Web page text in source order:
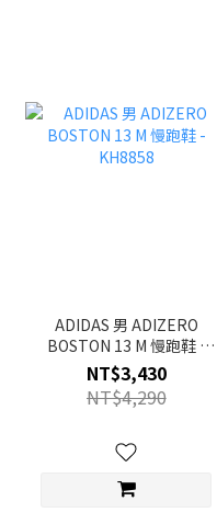
ADIDAS 男 ADIZERO
BOSTON 13 M 慢跑鞋 -
KH8858
NT$3,430
NT$4,290